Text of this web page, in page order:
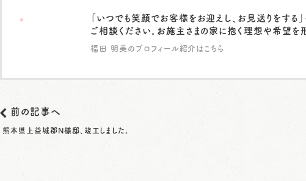
「いつでも笑顔でお客様をお迎えし、お見送りをする
ご相談ください。お施主さまの家に抱く理想や希望を
福田 明美のプロフィール紹介はこちら
前の記事へ
熊本県上益城郡N様邸、竣工しました。